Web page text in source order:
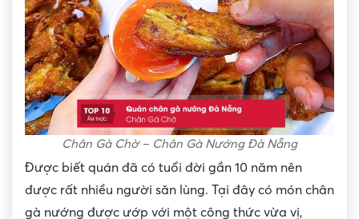
Chân Gà Chờ – Chân Gà Nướng Đà Nẵng
Được biết quán đã có tuổi đời gần 10 năm nên
được rất nhiều người săn lùng. Tại đây có món chân
gà nướng được ướp với một công thức vừa vị,